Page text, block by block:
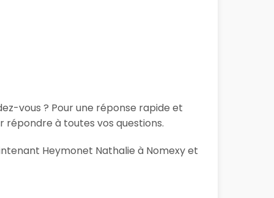
vous ? Pour une réponse rapide et
à toutes vos questions.
Heymonet Nathalie à Nomexy et